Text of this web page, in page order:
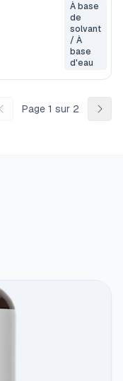
À base
de
solvant
/ À
base
d'eau
Page 1 sur 2